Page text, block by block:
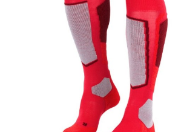
CO2-Einsparungen für den Planeten (in kg)